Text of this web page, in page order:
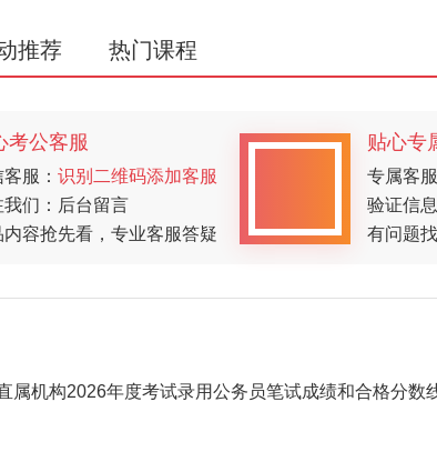
推荐 热门课程
考公客服
服： 识别二维码添加客服
我们：后台留言
内容抢先看，专业客服答疑
贴心专
专属客服
验证信
有问题
属机构2026年度考试录用公务员笔试成绩和合格分数